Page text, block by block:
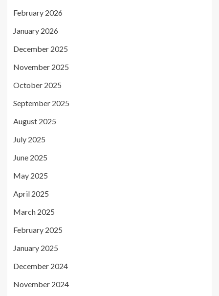
February 2026
January 2026
December 2025
November 2025
October 2025
September 2025
August 2025
July 2025
June 2025
May 2025
April 2025
March 2025
February 2025
January 2025
December 2024
November 2024